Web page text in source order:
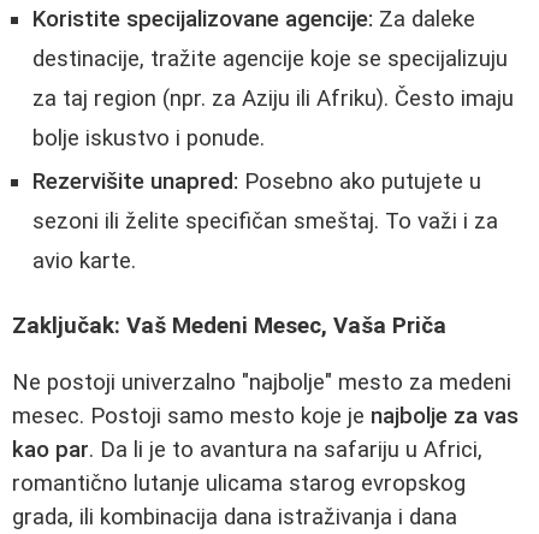
Koristite specijalizovane agencije: Za daleke
destinacije, tražite agencije koje se specijalizuju
za taj region (npr. za Aziju ili Afriku). Često imaju
bolje iskustvo i ponude.
Rezervišite unapred: Posebno ako putujete u
sezoni ili želite specifičan smeštaj. To važi i za
avio karte.
Zaključak: Vaš Medeni Mesec, Vaša Priča
Ne postoji univerzalno "najbolje" mesto za medeni
mesec. Postoji samo mesto koje je najbolje za vas
kao par. Da li je to avantura na safariju u Africi,
romantično lutanje ulicama starog evropskog
grada, ili kombinacija dana istraživanja i dana